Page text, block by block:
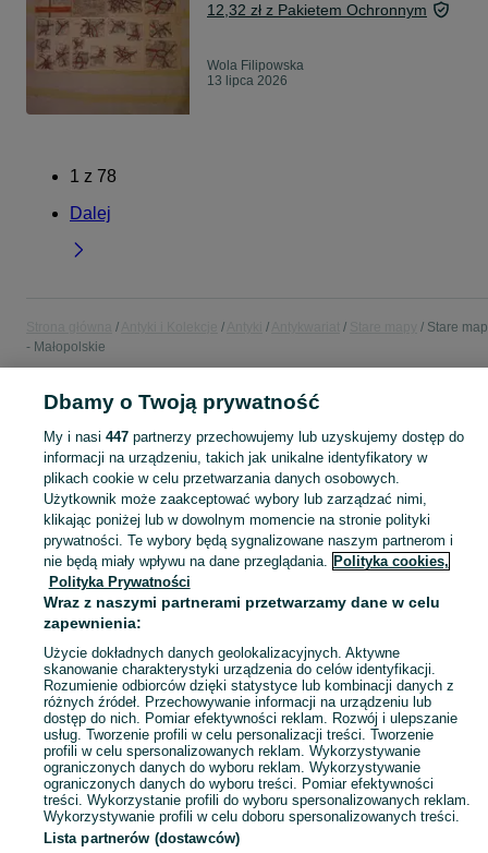
12,32 zł z Pakietem Ochronnym
Wola Filipowska
13 lipca 2026
1 z 78
Dalej
Stare
- Małopolskie
POLSKA » MAŁOPOLSKIE
KATEGORIA
Skorzystaj z największego serwisu ogłoszeniowego - Małopolskie i okolice! - kupuj lub sprzedawaj jeszcze wygodniej w kategorii Stare mapy! Zobacz
Mapa kategorii
Mapa miejscowości
Mapa ministron
Popularne wyszukiwania
Dbamy o Twoją prywatność
My i nasi 447partnerzy przechowujemy lub uzyskujemy dostęp do
informacji na urządzeniu, takich jak unikalne identyfikatory w
plikach cookie w celu przetwarzania danych osobowych.
Użytkownik może zaakceptować wybory lub zarządzać nimi,
klikając poniżej lub w dowolnym momencie na stronie polityki
prywatności. Te wybory będą sygnalizowane naszym partnerom i
nie będą miały wpływu na dane przeglądania. Polityka cookies,
Polityka Prywatności
Wraz z naszymi partnerami przetwarzamy dane w celu
zapewnienia:
Użycie dokładnych danych geolokalizacyjnych. Aktywne
skanowanie charakterystyki urządzenia do celów identyfikacji.
Rozumienie odbiorców dzięki statystyce lub kombinacji danych z
różnych źródeł. Przechowywanie informacji na urządzeniu lub
dostęp do nich. Pomiar efektywności reklam. Rozwój i ulepszanie
usług. Tworzenie profili w celu personalizacji treści. Tworzenie
profili w celu spersonalizowanych reklam. Wykorzystywanie
ograniczonych danych do wyboru reklam. Wykorzystywanie
ograniczonych danych do wyboru treści. Pomiar efektywności
treści. Wykorzystanie profili do wyboru spersonalizowanych reklam.
Wykorzystywanie profili w celu doboru spersonalizowanych treści.
Lista partnerów (dostawców)